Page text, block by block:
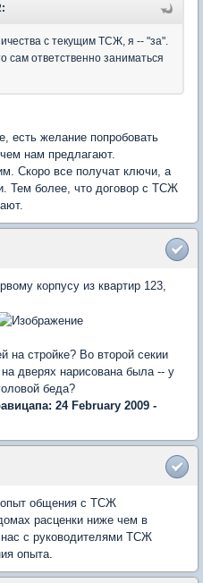
с текущим ТСЖ, я -- "за".
сам ответственно заниматься
есть желание попробовать
нам предлагают.
Скоро все получат ключи, а
Тем более, что договор с ТСЖ
корпусу из квартир 123,
на стройке? Во второй секии
дверях нарисована была -- у
беда?
24 February 2009 -
общения с ТСЖ
расценки ниже чем в
с руководителями ТСЖ
опыта.